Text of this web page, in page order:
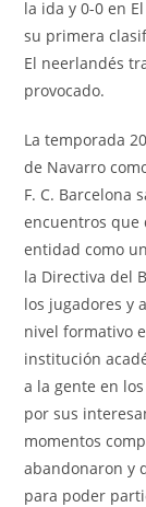
la ida y 0-0 en
su primera
El neerlandés
provocado.
La temporada
de Navarro
F. C. Barcelona
encuentros que
entidad como
la Directiva del
los jugadores y
nivel formativo
institución
a la gente en
por sus
momentos
abandonaron y
para poder